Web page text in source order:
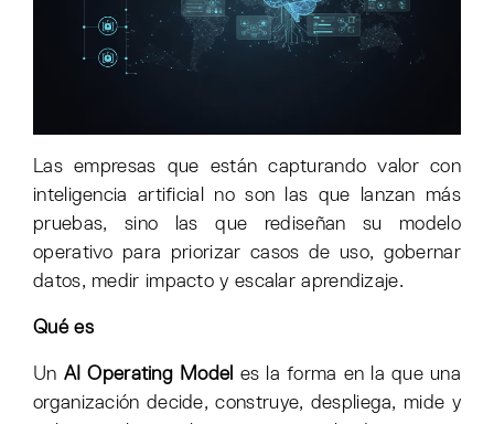
Las empresas que están capturando valor con
inteligencia artificial no son las que lanzan más
pruebas, sino las que rediseñan su modelo
operativo para priorizar casos de uso, gobernar
datos, medir impacto y escalar aprendizaje.
Qué es
Un AI Operating Model es la forma en la que una
organización decide, construye, despliega, mide y